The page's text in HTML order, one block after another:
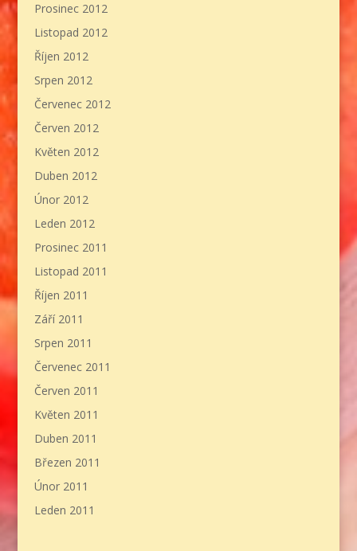
Prosinec 2012
Listopad 2012
Říjen 2012
Srpen 2012
Červenec 2012
Červen 2012
Květen 2012
Duben 2012
Únor 2012
Leden 2012
Prosinec 2011
Listopad 2011
Říjen 2011
Září 2011
Srpen 2011
Červenec 2011
Červen 2011
Květen 2011
Duben 2011
Březen 2011
Únor 2011
Leden 2011